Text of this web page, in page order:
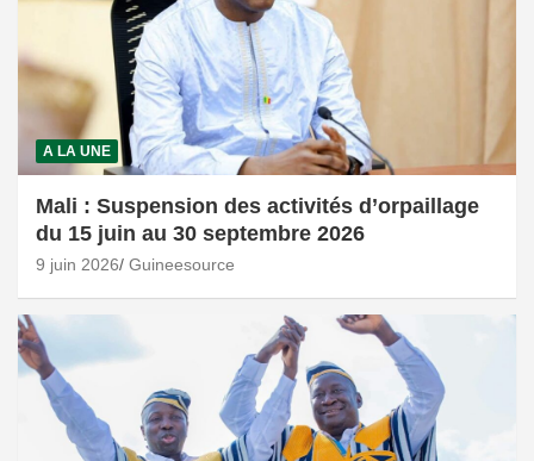
A LA UNE
Mali : Suspension des activités d’orpaillage
du 15 juin au 30 septembre 2026
9 juin 2026 Guineesource